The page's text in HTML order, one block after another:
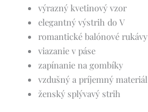
výrazný kvetinový vzor
elegantný výstrih do V
romantické balónové rukávy
viazanie v páse
zapínanie na gombíky
vzdušný a príjemný materiál
ženský splývavý strih